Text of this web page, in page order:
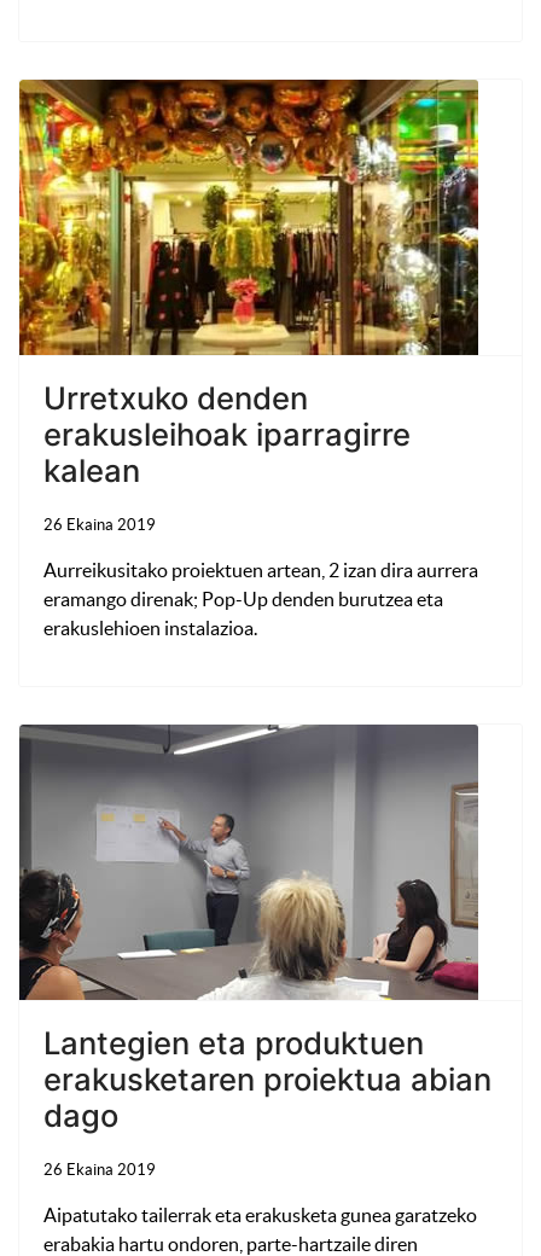
Urretxuko denden
erakusleihoak iparragirre
kalean
26 Ekaina 2019
Aurreikusitako proiektuen artean, 2 izan dira aurrera
eramango direnak; Pop-Up denden burutzea eta
erakuslehioen instalazioa.
Lantegien eta produktuen
erakusketaren proiektua abian
dago
26 Ekaina 2019
Aipatutako tailerrak eta erakusketa gunea garatzeko
erabakia hartu ondoren, parte-hartzaile diren